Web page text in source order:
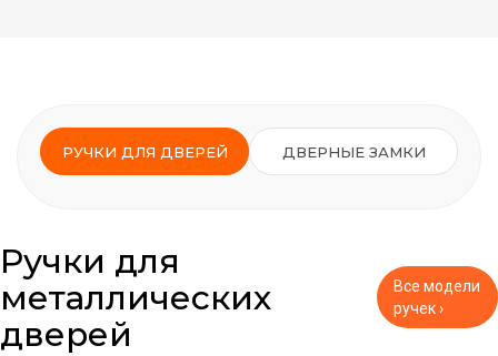
РУЧКИ ДЛЯ ДВЕРЕЙ ДВЕРНЫЕ ЗАМКИ
Ручки для
металлических
дверей
Все модели
ручек ›